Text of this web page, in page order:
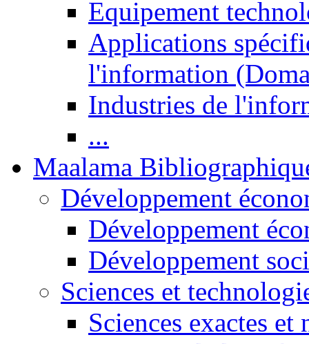
Equipement
Applications
l'information
Industries de
...
Maalama
Développement
Développement
Développement
Sciences et
Sciences exactes et